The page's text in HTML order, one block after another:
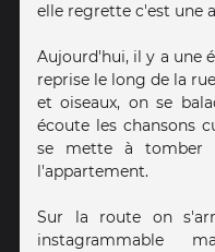
elle regrette c'est une
Aujourd'hui, il y a une
reprise le long de la
et oiseaux, on se
écoute les chansons
se mette à tomber
l'appartement.
Sur la route on
instagrammable